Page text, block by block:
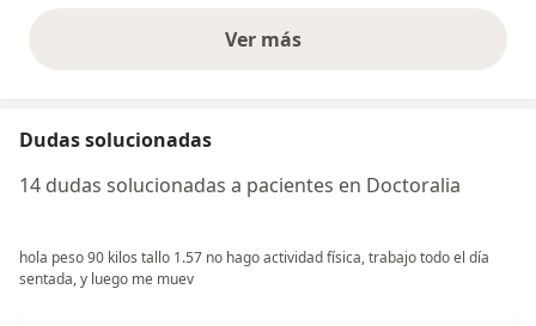
Ver másopiniones anteriores
Dudas solucionadas
14 dudas solucionadas a pacientes en Doctoralia
hola peso 90 kilos tallo 1.57 no hago actividad física, trabajo todo el día
sentada, y luego me muev